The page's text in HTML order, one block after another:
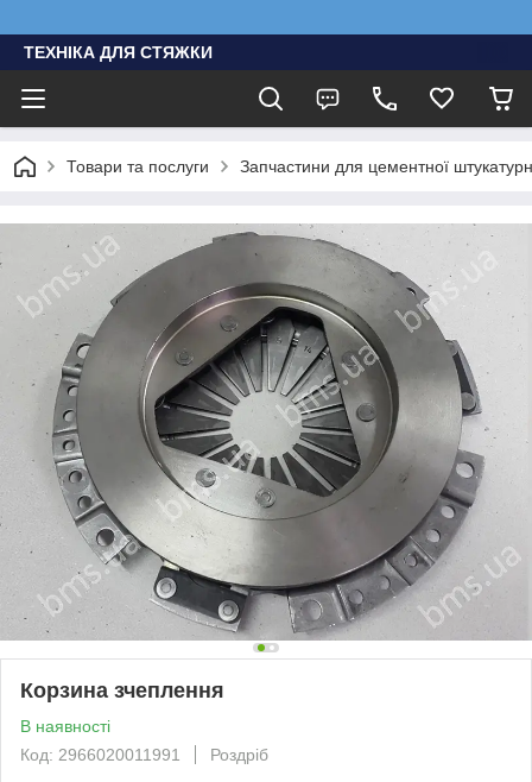
ТЕХНІКА ДЛЯ СТЯЖКИ
Товари та послуги Запчастини для цементної
Корзина зчеплення
В наявності
Код: 2966020011991
Роздріб